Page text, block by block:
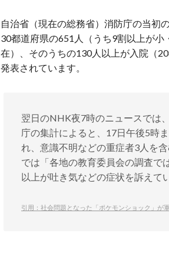
自治省（現在の総務省）消防庁の当初
30都道府県の651人（うち9割以上が
在）、そのうちの130人以上が入院（
発表されています。
翌日のNHK夜7時のニュースでは
庁の集計によると、17日午後5時
れ、意識不明などの重症者3人を
では「各地の教育委員会の調査で
以上が吐き気などの症状を訴えて
引用：社会問題となった「ポケモンショック」が